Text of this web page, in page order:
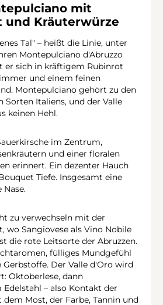
mit
und Kräuterwürze
Tal" – heißt die Linie, unter
Montepulciano d'Abruzzo
er sich in kräftigem Rubinrot
und einem feinen
Montepulciano gehört zu den
Sorten Italiens, und der Valle
keinen Hehl.
im Zentrum,
und einer floralen
erinnert. Ein dezenter Hauch
Tiefe. Insgesamt eine
Nase.
zu verwechseln mit der
wo Sangiovese als Vino Nobile
die rote Leitsorte der Abruzzen.
fülliges Mundgefühl
Der Valle d'Oro wird
Oktoberlese, dann
– also Kontakt der
Most, der Farbe, Tannin und